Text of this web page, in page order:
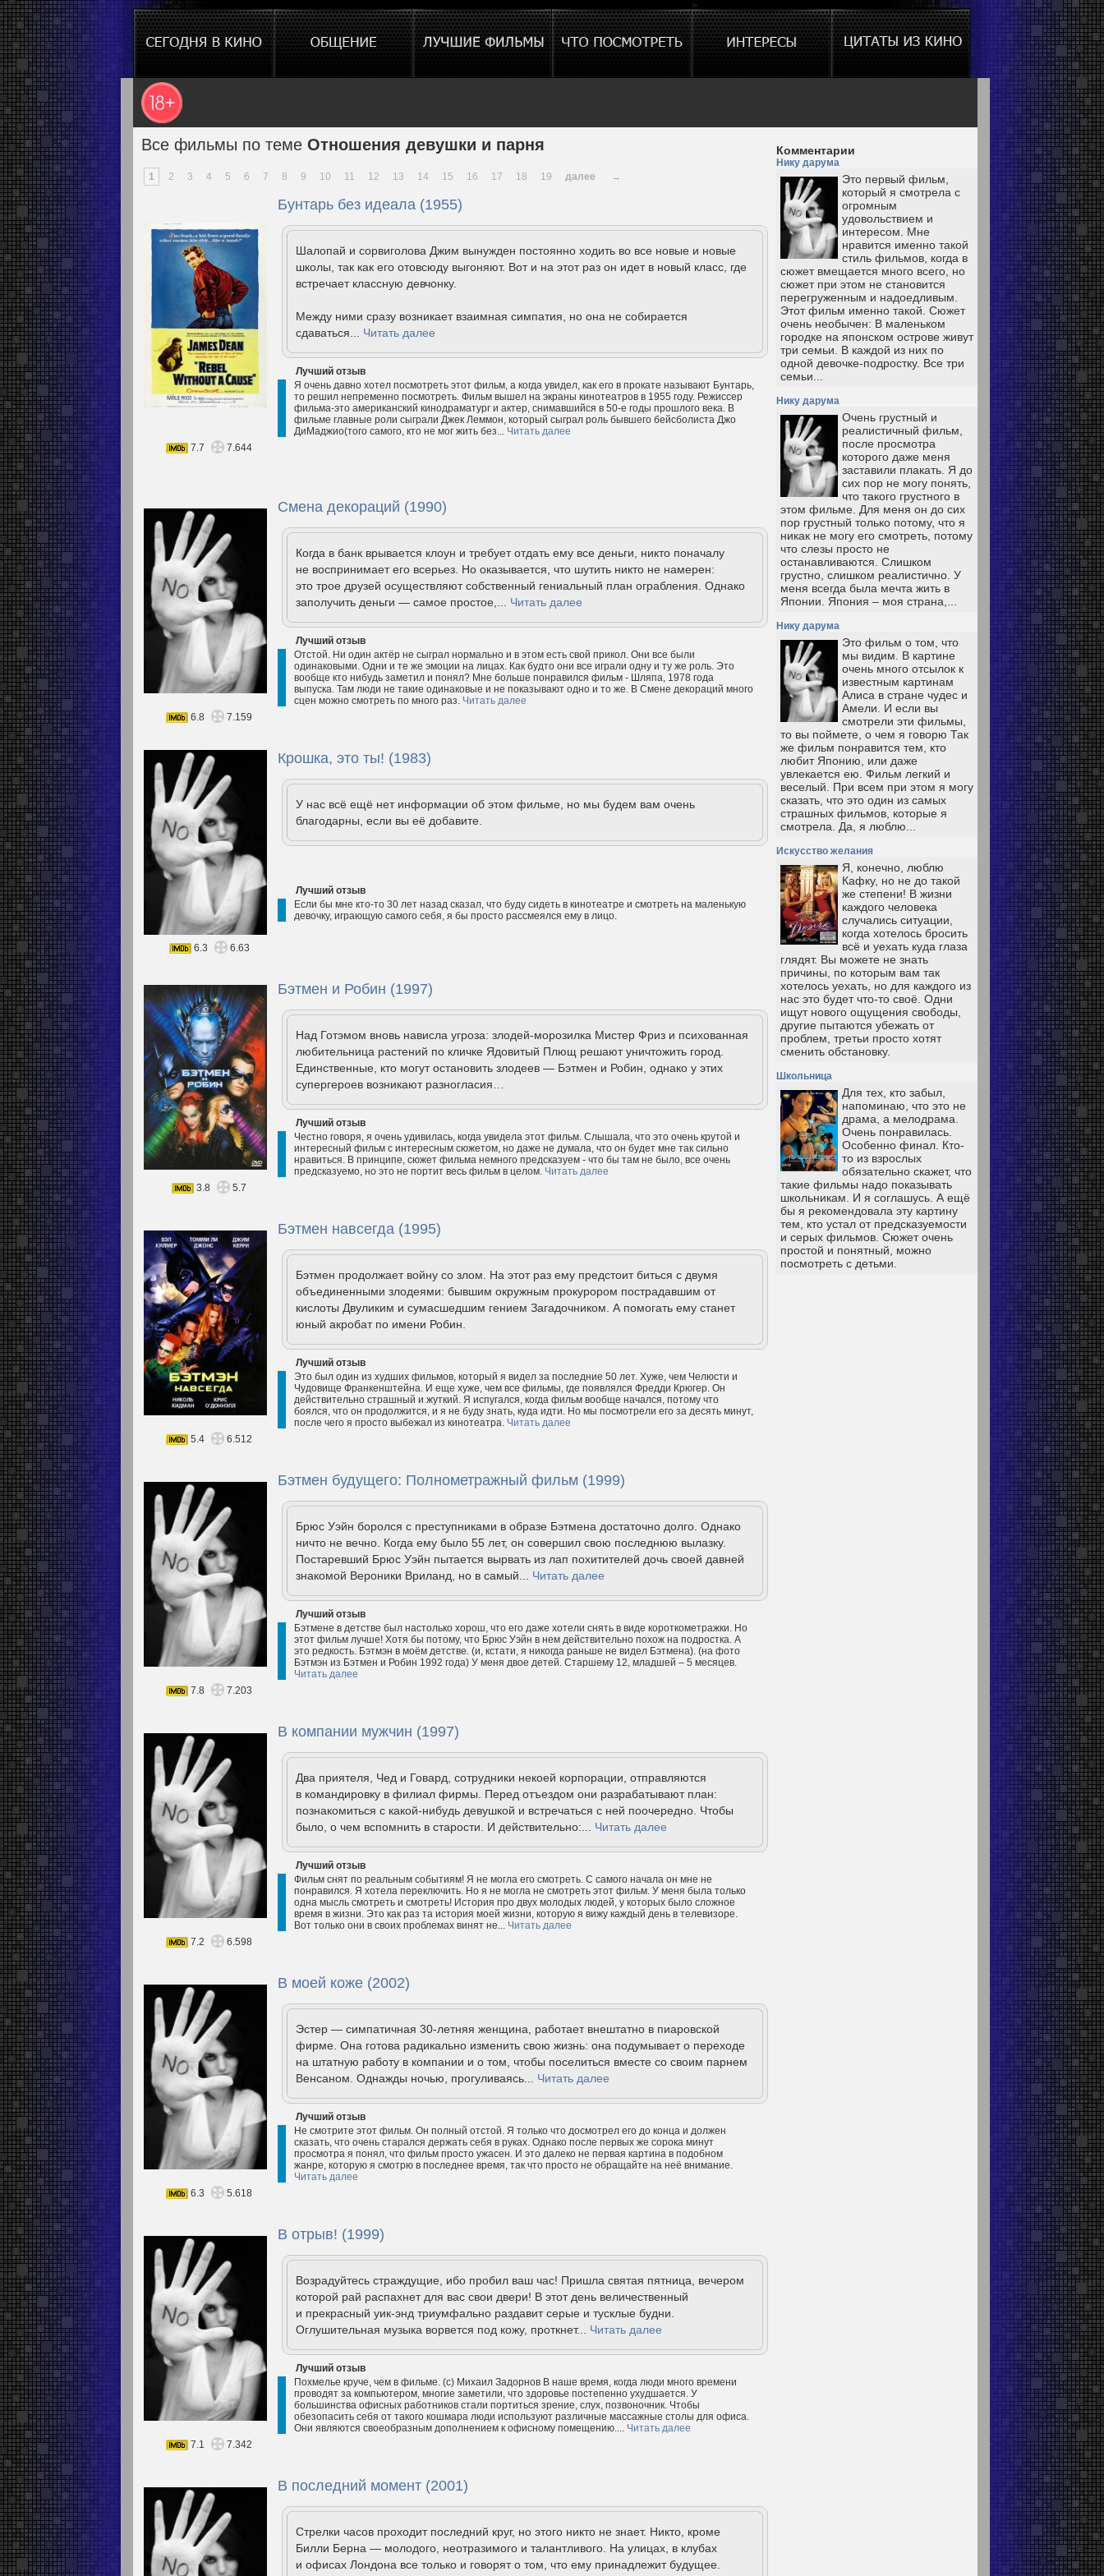
>
Все фильмы по теме Отношения девушки и парня
1 2 3 4 5 6 7 8 9 10 11 12 13 14 15 16 17 18 19 далее →
Бунтарь без идеала (1955)
Шалопай и сорвиголова Джим вынужден постоянно ходить во все новые и новые
школы, так как его отовсюду выгоняют. Вот и на этот раз он идет в новый класс, где
встречает классную девчонку.
Между ними сразу возникает взаимная симпатия, но она не собирается
сдаваться... Читать далее
Лучший отзыв
Я очень давно хотел посмотреть этот фильм, а когда увидел, как его в прокате называют Бунтарь,
то решил непременно посмотреть. Фильм вышел на экраны кинотеатров в 1955 году. Режиссер
фильма-это американский кинодраматург и актер, снимавшийся в 50-е годы прошлого века. В
фильме главные роли сыграли Джек Леммон, который сыграл роль бывшего бейсболиста Джо
ДиМаджио(того самого, кто не мог жить без... Читать далее
7.7
7.644
Смена декораций (1990)
Когда в банк врывается клоун и требует отдать ему все деньги, никто поначалу
не воспринимает его всерьез. Но оказывается, что шутить никто не намерен:
это трое друзей осуществляют собственный гениальный план ограбления. Однако
заполучить деньги — самое простое,... Читать далее
Лучший отзыв
Отстой. Ни один актёр не сыграл нормально и в этом есть свой прикол. Они все были
одинаковыми. Одни и те же эмоции на лицах. Как будто они все играли одну и ту же роль. Это
вообще кто нибудь заметил и понял? Мне больше понравился фильм - Шляпа, 1978 года
выпуска. Там люди не такие одинаковые и не показывают одно и то же. В Смене декораций много
сцен можно смотреть по много раз. Читать далее
6.8
7.159
Крошка, это ты! (1983)
У нас всё ещё нет информации об этом фильме, но мы будем вам очень
благодарны, если вы её добавите.
Лучший отзыв
Если бы мне кто-то 30 лет назад сказал, что буду сидеть в кинотеатре и смотреть на маленькую
девочку, играющую самого себя, я бы просто рассмеялся ему в лицо.
6.3 6.63
Бэтмен и Робин (1997)
Над Готэмом вновь нависла угроза: злодей-морозилка Мистер Фриз и психованная
любительница растений по кличке Ядовитый Плющ решают уничтожить город.
Единственные, кто могут остановить злодеев — Бэтмен и Робин, однако у этих
супергероев возникают разногласия…
Лучший отзыв
Честно говоря, я очень удивилась, когда увидела этот фильм. Слышала, что это очень крутой и
интересный фильм с интересным сюжетом, но даже не думала, что он будет мне так сильно
нравиться. В принципе, сюжет фильма немного предсказуем - что бы там не было, все очень
предсказуемо, но это не портит весь фильм в целом. Читать далее
3.8
5.7
Бэтмен навсегда (1995)
Бэтмен продолжает войну со злом. На этот раз ему предстоит биться с двумя
объединенными злодеями: бывшим окружным прокурором пострадавшим от
кислоты Двуликим и сумасшедшим гением Загадочником. А помогать ему станет
юный акробат по имени Робин.
Лучший отзыв
Это был один из худших фильмов, который я видел за последние 50 лет. Хуже, чем Челюсти и
Чудовище Франкенштейна. И еще хуже, чем все фильмы, где появлялся Фредди Крюгер. Он
действительно страшный и жуткий. Я испугался, когда фильм вообще начался, потому что
боялся, что он продолжится, и я не буду знать, куда идти. Но мы посмотрели его за десять минут,
после чего я просто выбежал из кинотеатра. Читать далее
5.4
6.512
Бэтмен будущего: Полнометражный фильм (1999)
Брюс Уэйн боролся с преступниками в образе Бэтмена достаточно долго. Однако
ничто не вечно. Когда ему было 55 лет, он совершил свою последнюю вылазку.
Постаревший Брюс Уэйн пытается вырвать из лап похитителей дочь своей давней
знакомой Вероники Вриланд, но в самый... Читать далее
Лучший отзыв
Бэтмене в детстве был настолько хорош, что его даже хотели снять в виде короткометражки. Но
этот фильм лучше! Хотя бы потому, что Брюс Уэйн в нем действительно похож на подростка. А
это редкость. Бэтмэн в моём детстве. (и, кстати, я никогда раньше не видел Бэтмена). (на фото
Бэтмэн из Бэтмен и Робин 1992 года) У меня двое детей. Старшему 12, младшей – 5 месяцев.
Читать далее
7.8
7.203
В компании мужчин (1997)
Два приятеля, Чед и Говард, сотрудники некоей корпорации, отправляются
в командировку в филиал фирмы. Перед отъездом они разрабатывают план:
познакомиться с какой-нибудь девушкой и встречаться с ней поочередно. Чтобы
было, о чем вспомнить в старости. И действительно:... Читать далее
Лучший отзыв
Фильм снят по реальным событиям! Я не могла его смотреть. С самого начала он мне не
понравился. Я хотела переключить. Но я не могла не смотреть этот фильм. У меня была только
одна мысль смотреть и смотреть! История про двух молодых людей, у которых было сложное
время в жизни. Это как раз та история моей жизни, которую я вижу каждый день в телевизоре.
Вот только они в своих проблемах винят не... Читать далее
7.2
6.598
В моей коже (2002)
Эстер — симпатичная 30-летняя женщина, работает внештатно в пиаровской
фирме. Она готова радикально изменить свою жизнь: она подумывает о переходе
на штатную работу в компании и о том, чтобы поселиться вместе со своим парнем
Венсаном. Однажды ночью, прогуливаясь... Читать далее
Лучший отзыв
Не смотрите этот фильм. Он полный отстой. Я только что досмотрел его до конца и должен
сказать, что очень старался держать себя в руках. Однако после первых же сорока минут
просмотра я понял, что фильм просто ужасен. И это далеко не первая картина в подобном
жанре, которую я смотрю в последнее время, так что просто не обращайте на неё внимание.
Читать далее
6.3
5.618
В отрыв! (1999)
Возрадуйтесь страждущие, ибо пробил ваш час! Пришла святая пятница, вечером
которой рай распахнет для вас свои двери! В этот день величественный
и прекрасный уик-энд триумфально раздавит серые и тусклые будни.
Оглушительная музыка ворвется под кожу, проткнет... Читать далее
Лучший отзыв
Похмелье круче, чем в фильме. (с) Михаил Задорнов В наше время, когда люди много времени
проводят за компьютером, многие заметили, что здоровье постепенно ухудшается. У
большинства офисных работников стали портиться зрение, слух, позвоночник. Чтобы
обезопасить себя от такого кошмара люди используют различные массажные столы для офиса.
Они являются своеобразным дополнением к офисному помещению.... Читать далее
7.1
7.342
В последний момент (2001)
Стрелки часов проходит последний круг, но этого никто не знает. Никто, кроме
Билли Берна — молодого, неотразимого и талантливого. На улицах, в клубах
и офисах Лондона все только и говорят о том, что ему принадлежит будущее.
Комментарии
Нику дарума
Это первый фильм,
который я смотрела с
огромным
удовольствием и
интересом. Мне
нравится именно такой
стиль фильмов, когда в
сюжет вмещается много всего, но
сюжет при этом не становится
перегруженным и надоедливым.
Этот фильм именно такой. Сюжет
очень необычен: В маленьком
городке на японском острове живут
три семьи. В каждой из них по
одной девочке-подростку. Все три
семьи...
Нику дарума
Очень грустный и
реалистичный фильм,
после просмотра
которого даже меня
заставили плакать. Я до
сих пор не могу понять,
что такого грустного в
этом фильме. Для меня он до сих
пор грустный только потому, что я
никак не могу его смотреть, потому
что слезы просто не
останавливаются. Слишком
грустно, слишком реалистично. У
меня всегда была мечта жить в
Японии. Япония – моя страна,...
Нику дарума
Это фильм о том, что
мы видим. В картине
очень много отсылок к
известным картинам
Алиса в стране чудес и
Амели. И если вы
смотрели эти фильмы,
то вы поймете, о чем я говорю Так
же фильм понравится тем, кто
любит Японию, или даже
увлекается ею. Фильм легкий и
веселый. При всем при этом я могу
сказать, что это один из самых
страшных фильмов, которые я
смотрела. Да, я люблю...
Искусство желания
Я, конечно, люблю
Кафку, но не до такой
же степени! В жизни
каждого человека
случались ситуации,
когда хотелось бросить
всё и уехать куда глаза
глядят. Вы можете не знать
причины, по которым вам так
хотелось уехать, но для каждого из
нас это будет что-то своё. Одни
ищут нового ощущения свободы,
другие пытаются убежать от
проблем, третьи просто хотят
сменить обстановку.
Школьница
Для тех, кто забыл,
напоминаю, что это не
драма, а мелодрама.
Очень понравилась.
Особенно финал. Кто-
то из взрослых
обязательно скажет, что
такие фильмы надо показывать
школьникам. И я соглашусь. А ещё
бы я рекомендовала эту картину
тем, кто устал от предсказуемости
и серых фильмов. Сюжет очень
простой и понятный, можно
посмотреть с детьми.